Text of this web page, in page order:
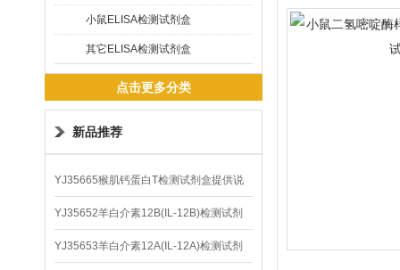
小鼠ELISA检测试剂盒
其它ELISA检测试剂盒
点击更多分类
新品推荐
YJ35665猴肌钙蛋白T检测试剂盒提供说
明书
YJ35652羊白介素12B(IL-12B)检测试剂
盒
YJ35653羊白介素12A(IL-12A)检测试剂